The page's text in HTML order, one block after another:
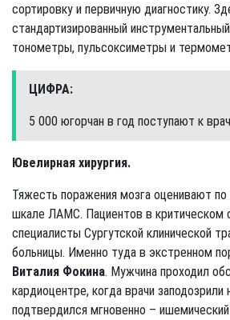
сортировку и первичную диагностику.
стандартизированный
тонометры, пульсоксиметры и
ЦИФРА:
5 000 югорчан в год поступают к
Ювелирная хирургия.
Тяжесть поражения мозга оценивают
шкале ЛАМС. Пациентов в критическом
специалисты Сургутской клинической
больницы. Именно туда в экстренном
Виталия Фокина. Мужчина проходил
кардиоцентре, когда врачи заподозрили
подтвердился мгновенно –